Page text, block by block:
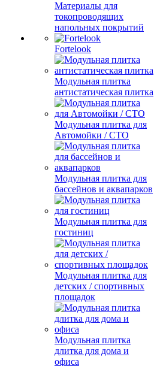
Материалы для
токопроводящих
напольных покрытий
Fortelook
Модульная плитка
антистатическая плитка
Модульная плитка для
Автомойки / СТО
Модульная плитка для
бассейнов и аквапарков
Модульная плитка для
гостиниц
Модульная плитка для
детских / спортивных
площадок
Модульная плитка
длитка для дома и
офиса